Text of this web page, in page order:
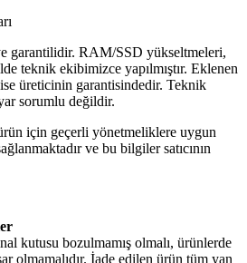
garantilidir. RAM/SSD yükseltmeleri,
teknik ekibimizce yapılmıştır. Eklenen
üreticinin garantisindedir. Teknik
sorumlu değildir.
için geçerli yönetmeliklere uygun
ve bu bilgiler satıcının
kutusu bozulmamış olmalı, ürünlerde
olmamalıdır. İade edilen ürün tüm yan